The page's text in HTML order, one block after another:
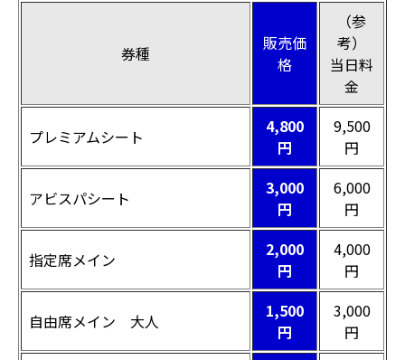
券種
販売価
格
（参
考）
当日料
金
プレミアムシート
4,800
円
9,500
円
アビスパシート
3,000
円
6,000
円
指定席メイン
2,000
円
4,000
円
自由席メイン 大人
1,500
円
3,000
円